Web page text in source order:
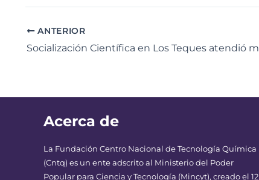
ANTERIOR
Acerca de
La Fundación Centro Nacional de Tecnología Química
(Cntq) es un ente adscrito al Ministerio del Poder
Popular para Ciencia y Tecnología (Mincyt), creado el 12